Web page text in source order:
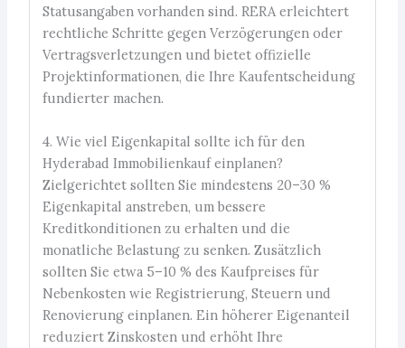
Statusangaben vorhanden sind. RERA erleichtert
rechtliche Schritte gegen Verzögerungen oder
Vertragsverletzungen und bietet offizielle
Projektinformationen, die Ihre Kaufentscheidung
fundierter machen.
4. Wie viel Eigenkapital sollte ich für den
Hyderabad Immobilienkauf einplanen?
Zielgerichtet sollten Sie mindestens 20–30 %
Eigenkapital anstreben, um bessere
Kreditkonditionen zu erhalten und die
monatliche Belastung zu senken. Zusätzlich
sollten Sie etwa 5–10 % des Kaufpreises für
Nebenkosten wie Registrierung, Steuern und
Renovierung einplanen. Ein höherer Eigenanteil
reduziert Zinskosten und erhöht Ihre